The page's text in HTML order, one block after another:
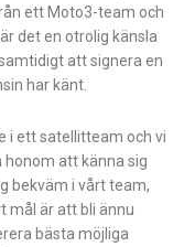
ett Moto3-team och
det en otrolig känsla
att signera en
har känt.
i ett satellitteam och vi
att känna sig
bekväm i vårt team,
mål är att bli ännu
bästa möjliga